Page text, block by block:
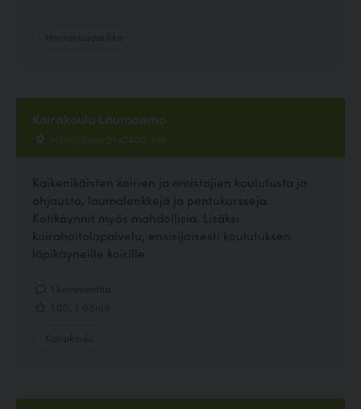
Koirakoulu Laumaamo
Hiihtäjäntie 21 47400, Iitti
Kaikenikäisten koirien ja omistajien koulutusta ja
ohjausta, laumalenkkejä ja pentukursseja.
Kotikäynnit myös mahdollisia. Lisäksi
koirahoitolapalvelu, ensisijaisesti koulutuksen
läpikäyneille koirille.